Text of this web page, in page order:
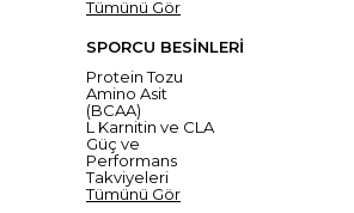
Tümünü Gör
SPORCU BESİNLERİ
Protein Tozu
Amino Asit
(BCAA)
L Karnitin ve CLA
Güç ve
Performans
Takviyeleri
Tümünü Gör